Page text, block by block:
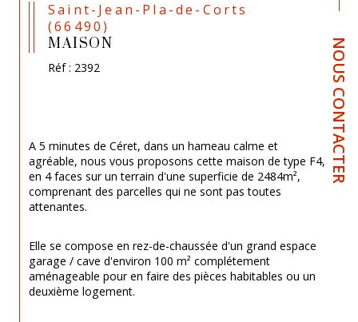
NOUS CONTACTER
Saint-Jean-Pla-de-Corts
(66490)
MAISON
Réf : 2392
A 5 minutes de Céret, dans un hameau calme et
agréable, nous vous proposons cette maison de type F4,
en 4 faces sur un terrain d'une superficie de 2484m²,
comprenant des parcelles qui ne sont pas toutes
attenantes.
Elle se compose en rez-de-chaussée d'un grand espace
garage / cave d'environ 100 m² complétement
aménageable pour en faire des pièces habitables ou un
deuxième logement.